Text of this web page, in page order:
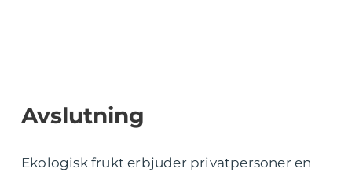
Avslutning
Ekologisk frukt erbjuder privatpersoner en